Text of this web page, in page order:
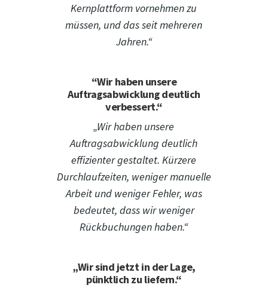
Kernplattform vornehmen zu
müssen, und das seit mehreren
Jahren.“
“Wir haben unsere
Auftragsabwicklung deutlich
verbessert.“
„Wir haben unsere
Auftragsabwicklung deutlich
effizienter gestaltet. Kürzere
Durchlaufzeiten, weniger manuelle
Arbeit und weniger Fehler, was
bedeutet, dass wir weniger
Rückbuchungen haben.“
„Wir sind jetzt in der Lage,
pünktlich zu liefern.“